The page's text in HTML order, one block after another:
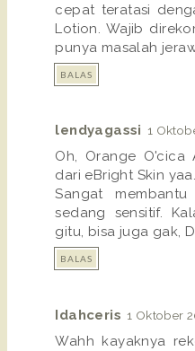
cepat teratasi
Lotion. Wajib
punya masalah
BALAS
lendyagassi 1
Oh, Orange O'cica
dari eBright Skin
Sangat
sedang sensitif.
gitu, bisa juga gak,
BALAS
Idahceris 1 Oktober
Wahh kayaknya